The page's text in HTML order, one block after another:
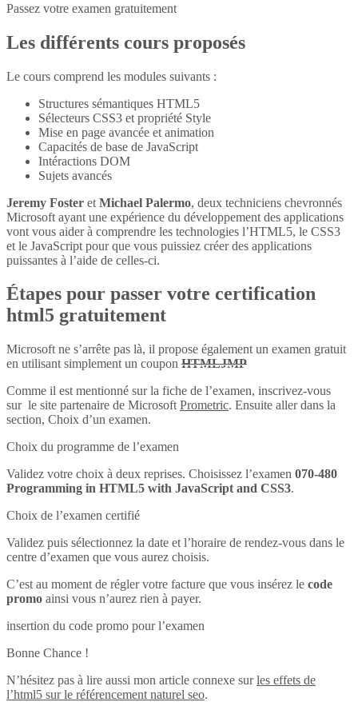
Passez votre examen gratuitement
Les différents cours proposés
Le cours comprend les modules suivants :
Structures sémantiques HTML5
Sélecteurs CSS3 et propriété Style
Mise en page avancée et animation
Capacités de base de JavaScript
Intéractions DOM
Sujets avancés
Jeremy Foster et Michael Palermo, deux techniciens chevronnés
Microsoft ayant une expérience du développement des applications
vont vous aider à comprendre les technologies l’HTML5, le CSS3
et le JavaScript pour que vous puissiez créer des applications
puissantes à l’aide de celles-ci.
Étapes pour passer votre certification
html5 gratuitement
Microsoft ne s’arrête pas là, il propose également un examen gratuit
en utilisant simplement un coupon HTMLJMP
Comme il est mentionné sur la fiche de l’examen, inscrivez-vous
sur le site partenaire de Microsoft Prometric. Ensuite aller dans la
section, Choix d’un examen.
Choix du programme de l’examen
Validez votre choix à deux reprises. Choisissez l’examen 070-480
Programming in HTML5 with JavaScript and CSS3.
Choix de l’examen certifié
Validez puis sélectionnez la date et l’horaire de rendez-vous dans le
centre d’examen que vous aurez choisis.
C’est au moment de régler votre facture que vous insérez le code
promo ainsi vous n’aurez rien à payer.
insertion du code promo pour l’examen
Bonne Chance !
N’hésitez pas à lire aussi mon article connexe surles effets de
l’html5 sur le référencement naturel seo.